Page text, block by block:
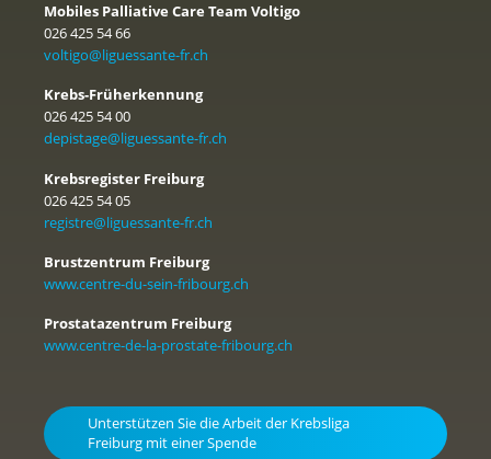
Mobiles Palliative Care Team Voltigo
026 425 54 66
voltigo@liguessante-fr.ch
Krebs-Früherkennung
026 425 54 00
depistage@liguessante-fr.ch
Krebsregister Freiburg
026 425 54 05
registre@liguessante-fr.ch
Brustzentrum Freiburg
www.centre-du-sein-fribourg.ch
Prostatazentrum Freiburg
www.centre-de-la-prostate-fribourg.ch
Unterstützen Sie die Arbeit der Krebsliga
Freiburg mit einer Spende